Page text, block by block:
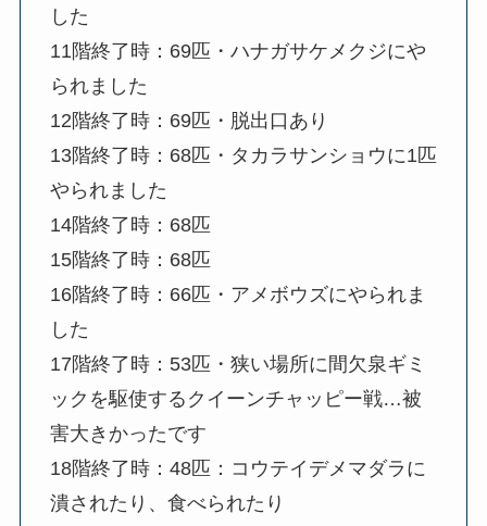
した
11階終了時：69匹・ハナガサケメクジにや
られました
12階終了時：69匹・脱出口あり
13階終了時：68匹・タカラサンショウに1匹
やられました
14階終了時：68匹
15階終了時：68匹
16階終了時：66匹・アメボウズにやられま
した
17階終了時：53匹・狭い場所に間欠泉ギミ
ックを駆使するクイーンチャッピー戦…被
害大きかったです
18階終了時：48匹：コウテイデメマダラに
潰されたり、食べられたり